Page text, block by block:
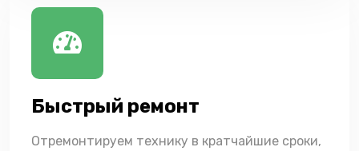
Быстрый ремонт
Отремонтируем технику в кратчайшие сроки,